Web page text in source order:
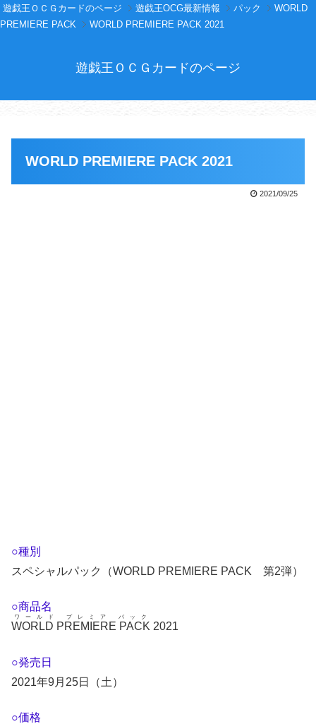
遊戯王ＯＣＧカードのページ 遊戯王OCG最新情報 パック
WORLD
PREMIERE PACK
WORLD PREMIERE PACK 2021
遊戯王ＯＣＧカードのページ
WORLD PREMIERE PACK 2021
2021/09/25
○種別
スペシャルパック（WORLD PREMIERE PACK 第2弾）
○商品名
WORLD PREMIERE PACK
ワールド プレミア パック
2021
○発売日
2021年9月25日（土）
○価格